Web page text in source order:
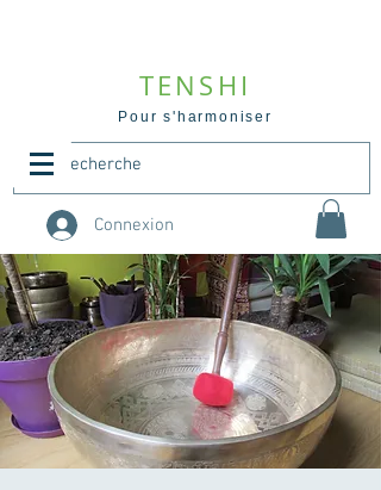
TENSHI
Pour s'harmoniser
Connexion